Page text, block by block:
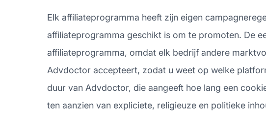
Elk affiliateprogramma heeft zijn eigen
affiliateprogramma geschikt is om te promoten. De
affiliateprogramma, omdat elk bedrijf andere
Advdoctor accepteert, zodat u weet op welke
duur van Advdoctor, die aangeeft hoe lang een
ten aanzien van expliciete, religieuze en politieke